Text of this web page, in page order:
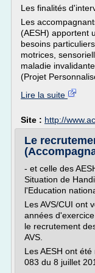
Les finalités
Les
(AESH) apportent
besoins
motrices,
maladie
(Projet
Lire la suite
Site : http://
Le
- et celle des
Situation de
l'Education
Les AVS/CUI ont
années
le recrutement
AVS.
Les AESH ont
083 du 8 juillet